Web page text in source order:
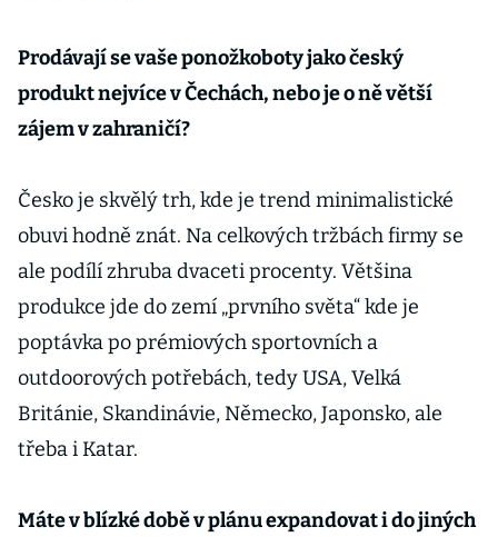
Prodávají se vaše ponožkoboty jako český
produkt nejvíce v Čechách, nebo je o ně větší
zájem v zahraničí?
Česko je skvělý trh, kde je trend minimalistické
obuvi hodně znát. Na celkových tržbách firmy se
ale podílí zhruba dvaceti procenty. Většina
produkce jde do zemí „prvního světa“ kde je
poptávka po prémiových sportovních a
outdoorových potřebách, tedy USA, Velká
Británie, Skandinávie, Německo, Japonsko, ale
třeba i Katar.
Máte v blízké době v plánu expandovat i do jiných